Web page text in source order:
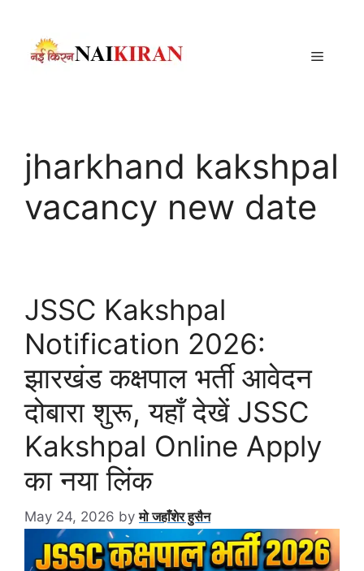
content
Menu
jharkhand kakshpal
vacancy new date
JSSC Kakshpal
Notification 2026:
झारखंड कक्षपाल भर्ती आवेदन
दोबारा शुरू, यहाँ देखें JSSC
Kakshpal Online Apply
का नया लिंक
May 24, 2026 byमो जहाँशेर हुसैन